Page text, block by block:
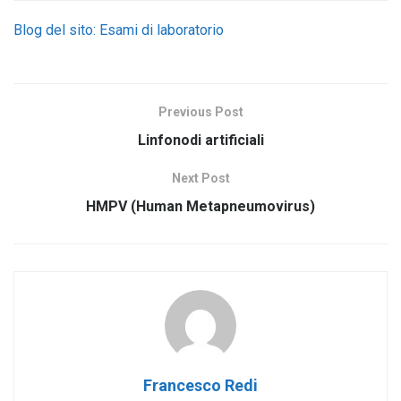
Blog del sito: Esami di laboratorio
Previous Post
Linfonodi artificiali
Next Post
HMPV (Human Metapneumovirus)
Francesco Redi